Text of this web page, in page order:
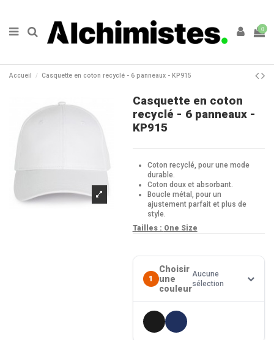
0
Accueil Casquette en coton recyclé - 6 panneaux - KP915
Casquette en coton
recyclé - 6 panneaux -
KP915
Coton recyclé, pour une mode
durable.
Coton doux et absorbant.
Boucle métal, pour un
ajustement parfait et plus de
style.
Tailles : One Size
1
Choisir
une
couleur
Aucune
sélection